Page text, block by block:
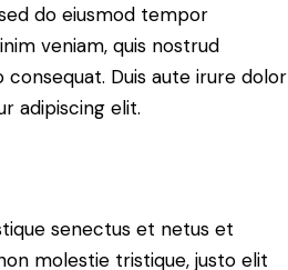
do eiusmod tempor
veniam, quis nostrud
Duis aute irure dolor
adipiscing elit.
senectus et netus et
molestie tristique, justo elit